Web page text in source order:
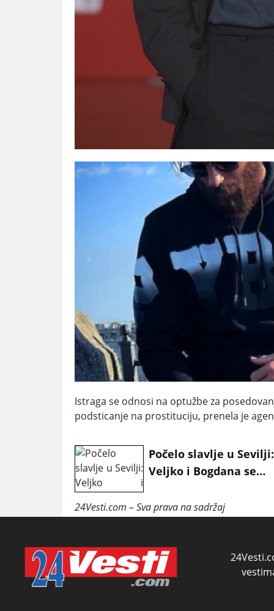
Istraga se odnosi na optužbe za
podsticanje na prostituciju, prenela je
Počelo slavlje u Sevilji:
Veljko i Bogdana se
luduju nakon
24Vesti.com – Sva prava na sadržaj